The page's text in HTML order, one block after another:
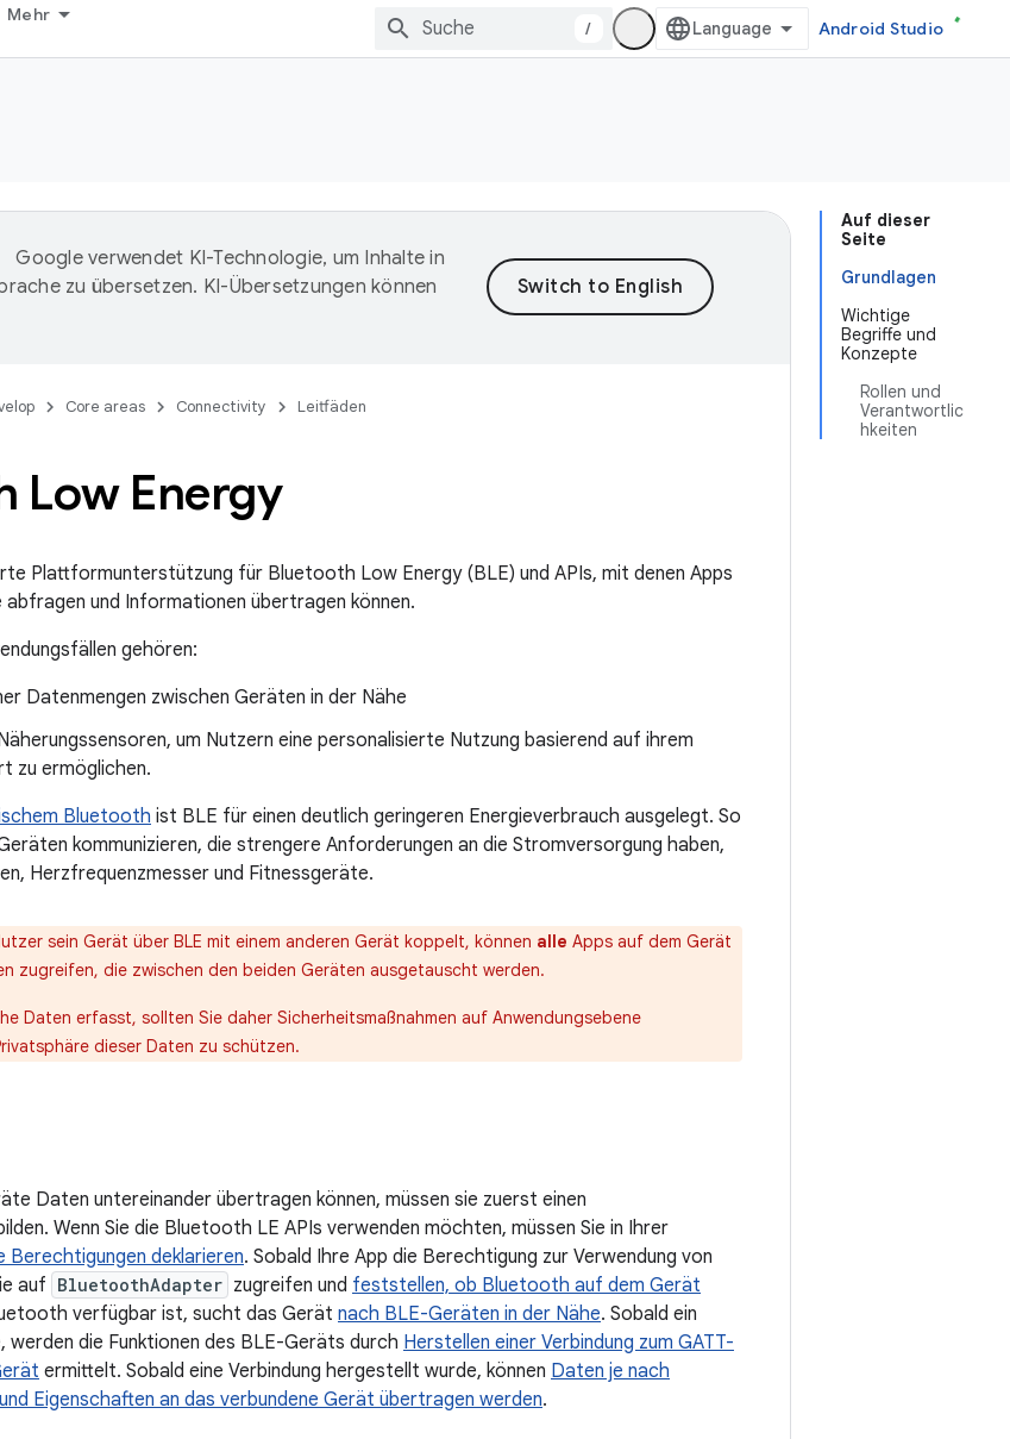
Mehr
/ Android Studio
Auf dieser
Seite
Grundlagen
Wichtige
Begriffe und
Konzepte
Rollen und
Verantwortlic
hkeiten
Google verwendet KI-Technologie, um Inhalte in
zu übersetzen. KI-Übersetzungen können
Core areas Connectivity Leitfäden
Low Energy
Plattformunterstützung für Bluetooth Low Energy (BLE) und APIs, mit denen Apps
und Informationen übertragen können.
gehören:
Datenmengen zwischen Geräten in der Nähe
um Nutzern eine personalisierte Nutzung basierend auf ihrem
zu ermöglichen.
Bluetooth ist BLE für einen deutlich geringeren Energieverbrauch ausgelegt. So
kommunizieren, die strengere Anforderungen an die Stromversorgung haben,
Herzfrequenzmesser und Fitnessgeräte.
sein Gerät über BLE mit einem anderen Gerät koppelt, können alle Apps auf dem Gerät
zugreifen, die zwischen den beiden Geräten ausgetauscht werden.
Daten erfasst, sollten Sie daher Sicherheitsmaßnahmen auf Anwendungsebene
dieser Daten zu schützen.
Daten untereinander übertragen können, müssen sie zuerst einen
Wenn Sie die Bluetooth LE APIs verwenden möchten, müssen Sie in Ihrer
Berechtigungen deklarieren. Sobald Ihre App die Berechtigung zur Verwendung von
auf BluetoothAdapter zugreifen und feststellen, ob Bluetooth auf dem Gerät
verfügbar ist, sucht das Gerät nach BLE-Geräten in der Nähe. Sobald ein
werden die Funktionen des BLE-Geräts durch Herstellen einer Verbindung zum GATT-
ermittelt. Sobald eine Verbindung hergestellt wurde, können Daten je nach
Eigenschaften an das verbundene Gerät übertragen werden.